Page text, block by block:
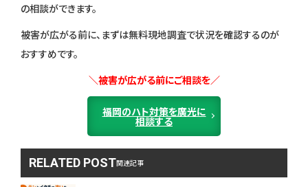
の相談ができます。
被害が広がる前に、まずは無料現地調査で状況を確認するのが
おすすめです。
＼被害が広がる前にご相談を／
福岡のハト対策を廣光に
相談する
RELATED POST関連記事